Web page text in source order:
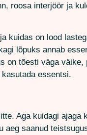
roosa interjöör ja
on lood
lõpuks annab
on tõesti väga
essentsi.
Aga kuidagi ajaga
saanud